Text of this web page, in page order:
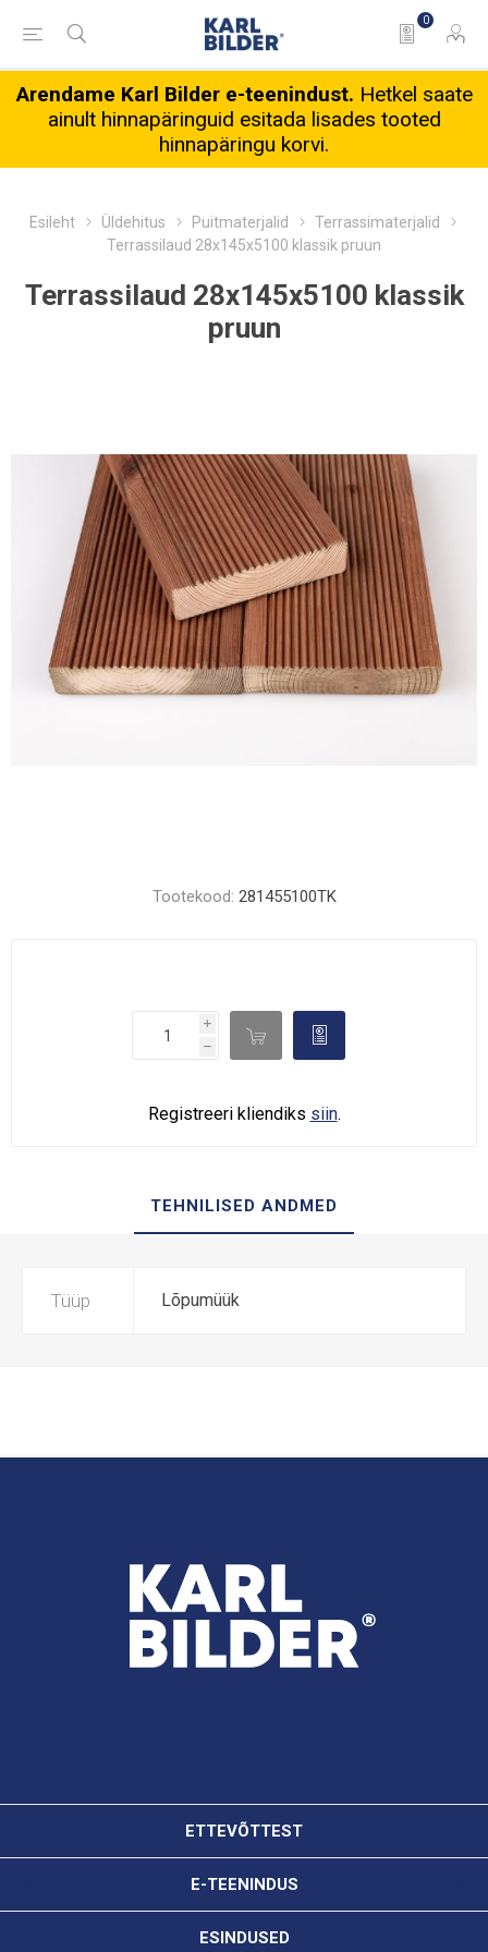
0
Arendame Karl Bilder e-teenindust. Hetkel saate
ainult hinnapäringuid esitada lisades tooted
hinnapäringu korvi.
Esileht Üldehitus Puitmaterjalid
Terrassimaterjalid
Terrassilaud 28x145x5100 klassik pruun
Terrassilaud 28x145x5100 klassik
pruun
Tootekood: 281455100TK
i
h
d 
Registreeri kliendiks siin.
TEHNILISED ANDMED
Tüüp Lõpumüük
ETTEVÕTTEST
E-TEENINDUS
ESINDUSED